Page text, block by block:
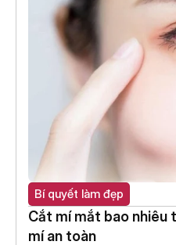
Bí quyết làm đẹp
Cắt mí mắt bao nhiêu
mí an toàn